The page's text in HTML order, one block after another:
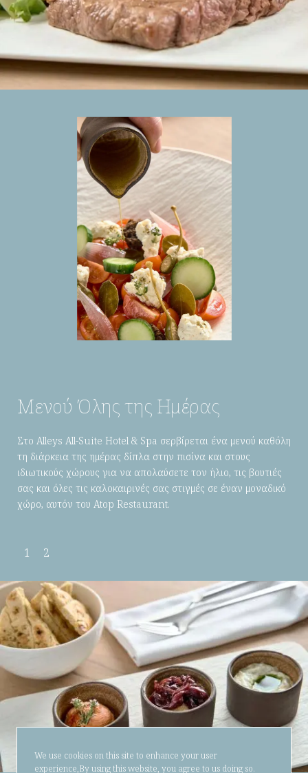
Μενού Όλης της Ημέρας
Στο Alleys All-Suite Hotel & Spa σερβίρεται ένα μενού καθόλη
τη διάρκεια της ημέρας δίπλα στην πισίνα και στους
ιδιωτικούς χώρους για να απολαύσετε τον ήλιο, τις βουτιές
σας και όλες τις καλοκαιρινές σας στιγμές σε έναν μοναδικό
χώρο, αυτόν του Atop Restaurant.
1 2
We use cookies on this site to enhance your user
experience,By using this website, you agree to us doing so.